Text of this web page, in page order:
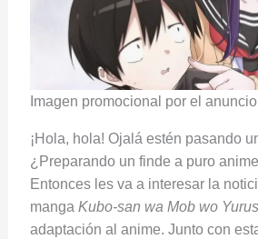
Imagen promocional por el
¡Hola, hola! Ojalá estén pasando
¿Preparando un finde a puro
Entonces les va a interesar la
manga Kubo-san wa Mob wo
adaptación al anime. Junto con